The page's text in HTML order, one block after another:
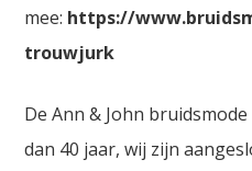
mee: https://
trouwjurk
De Ann & John
dan 40 jaar, wij zijn